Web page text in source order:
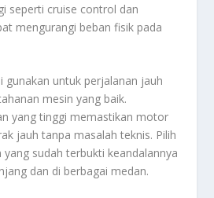
seperti cruise control dan
mengurangi beban fisik pada
gunakan untuk perjalanan jauh
mesin yang baik.
yang tinggi memastikan motor
jauh tanpa masalah teknis. Pilih
sudah terbukti keandalannya
dan di berbagai medan.